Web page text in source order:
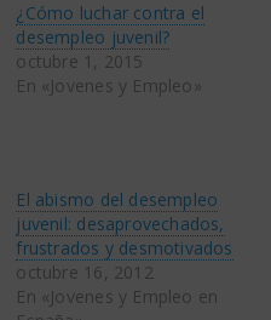
una
ventana
nueva)
una
ventana
nueva)
¿Cómo luchar contra el
desempleo juvenil?
octubre 1, 2015
En «Jovenes y Empleo»
El abismo del desempleo
juvenil: desaprovechados,
frustrados y desmotivados
octubre 16, 2012
En «Jovenes y Empleo en